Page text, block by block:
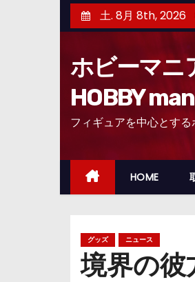
ン
ッ
土. 8月 8th, 2026
ホビーマニ
HOBBY
フィギュアを中心とす
HOME
グッズ ニュース
境界の彼